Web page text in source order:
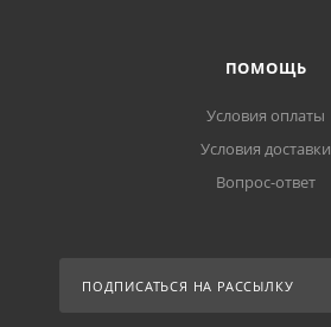
ПОМОЩЬ
Условия оплаты
Условия доставки
Вопрос-ответ
ПОДПИСАТЬСЯ НА РАССЫЛКУ